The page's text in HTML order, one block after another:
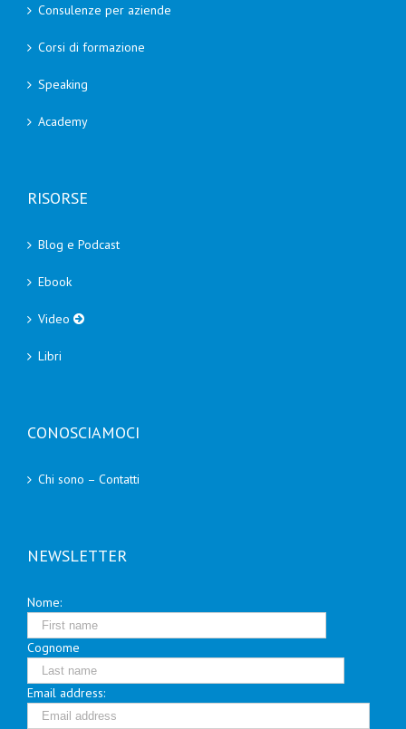
Consulenze per aziende
Corsi di formazione
Speaking
Academy
RISORSE
Blog e Podcast
Ebook
Video
Libri
CONOSCIAMOCI
Chi sono – Contatti
NEWSLETTER
Nome:
Cognome
Email address: